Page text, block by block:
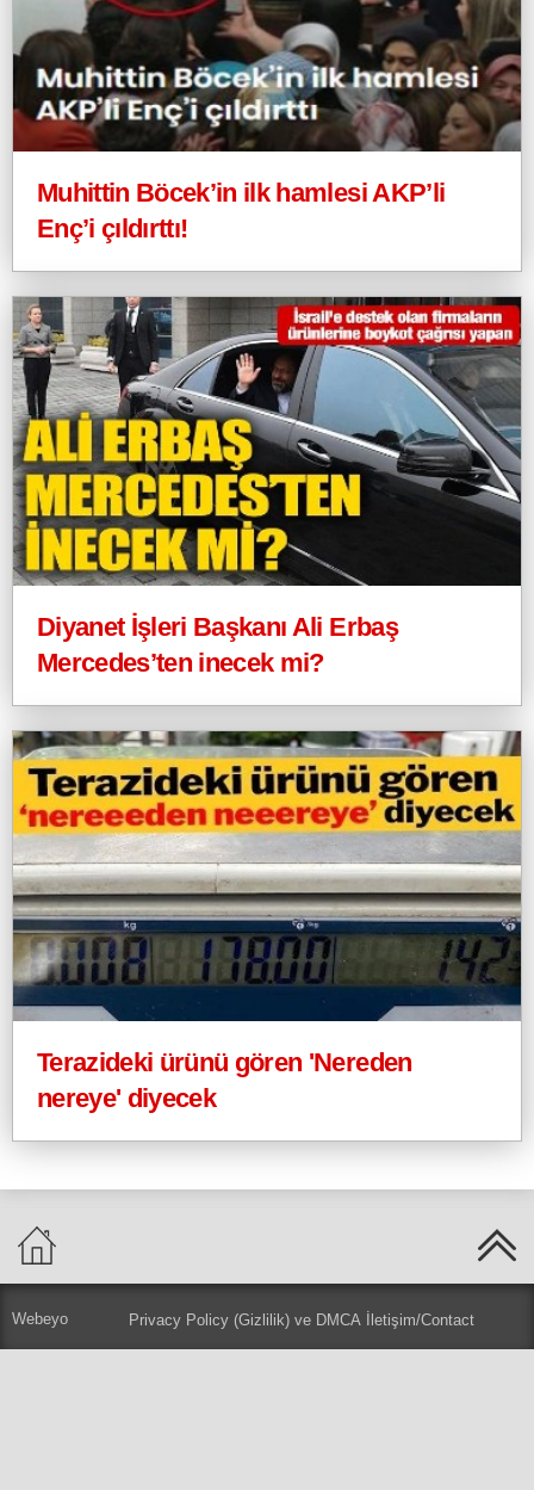
Muhittin Böcek’in ilk hamlesi AKP’li
Enç’i çıldırttı!
Diyanet İşleri Başkanı Ali Erbaş
Mercedes’ten inecek mi?
Terazideki ürünü gören 'Nereden
nereye' diyecek
Webeyo Privacy Policy (Gizlilik) ve DMCA İletişim/Contact